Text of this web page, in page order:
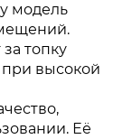
модель
топку
высокой
Её